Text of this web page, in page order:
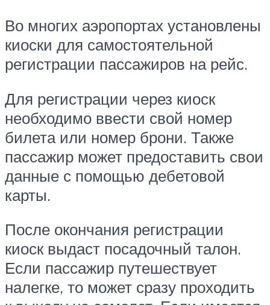
Во многих аэропортах установлены
киоски для самостоятельной
регистрации пассажиров на рейс.
Для регистрации через киоск
необходимо ввести свой номер
билета или номер брони. Также
пассажир может предоставить свои
данные с помощью дебетовой
карты.
После окончания регистрации
киоск выдаст посадочный талон.
Если пассажир путешествует
налегке, то может сразу проходить